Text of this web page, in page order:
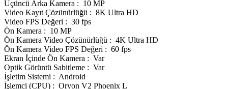
Üçüncü Arka Kamera : 10 MP
Video Kayıt Çözünürlüğü : 8K Ultra HD
Video FPS Değeri : 30 fps
Ön Kamera : 10 MP
Ön Kamera Video Çözünürlüğü : 4K Ultra HD
Ön Kamera Video FPS Değeri : 60 fps
Ekran İçinde Ön Kamera : Var
Optik Görüntü Sabitleme : Var
İşletim Sistemi : Android
İşlemci (CPU) : Oryon V2 Phoenix L